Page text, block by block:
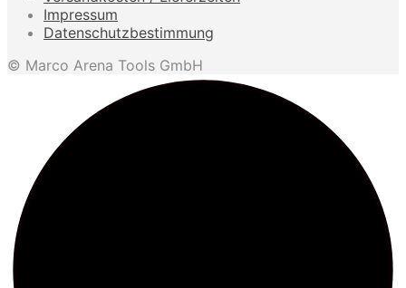
Impressum
Datenschutzbestimmung
© Marco Arena Tools GmbH